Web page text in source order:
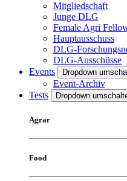
Mitgliedschaft
Junge DLG
Female Agri
Hauptausschuss
DLG-
DLG-Ausschüsse
Events
Dropdown
Event-Archiv
Tests
Dropdown
Agrar
Food